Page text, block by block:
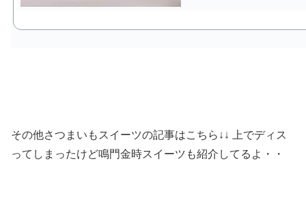
その他さつまいもスイーツの記事はこちら↓↓ 上でディス
ってしまったけど鳴門金時スイーツも紹介してるよ・・